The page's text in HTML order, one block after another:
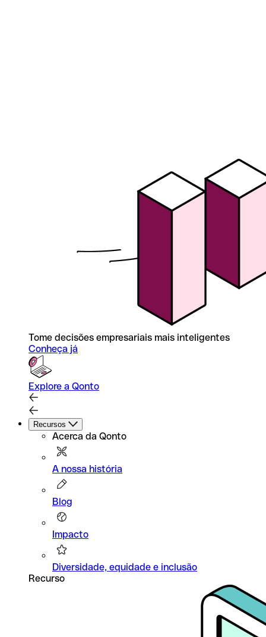
Tome decisões empresariais mais inteligentes
Conheça já
Explore a Qonto
Recursos
Acerca da Qonto
A nossa história
Blog
Impacto
Diversidade, equidade e inclusão
Recurso